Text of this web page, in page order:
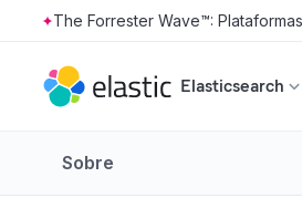
Skip to main content
The Forrester Wave™:
Elasticsearch
Sobre